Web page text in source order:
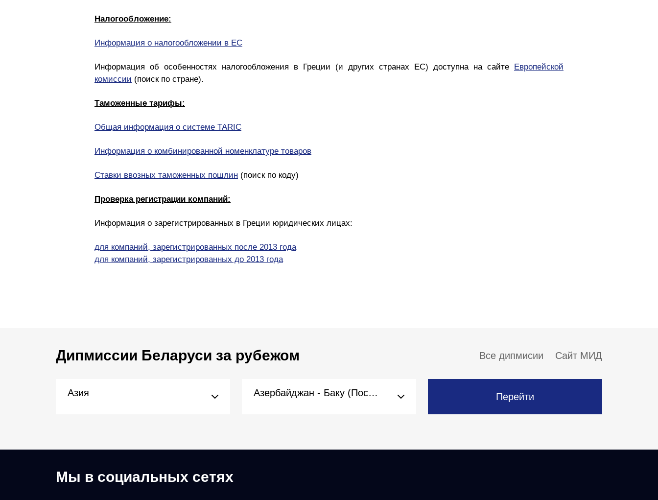
Налогообложение:
Информация о налогообложении в ЕС
Информация об особенностях налогообложения в Греции (и других странах ЕС) доступна на сайте Европейской
комиссии (поиск по стране).
Таможенные тарифы:
Общая информация о системе TARIC
Информация о комбинированной номенклатуре товаров
Ставки ввозных таможенных пошлин (поиск по коду)
Проверка регистрации компаний:
Информация о зарегистрированных в Греции юридических лицах:
для компаний, зарегистрированных после 2013 года
для компаний, зарегистрированных до 2013 года
Дипмиссии Беларуси за рубежом Все дипмисии Сайт МИД
Азия Азербайджан - Баку (Посольство) Перейти
Мы в социальных сетях